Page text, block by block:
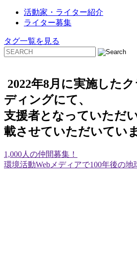
活動家・ライター紹介
ライター募集
タグ一覧を見る
2022年8月に実施した
ディングにて、
支援者となっていただ
載させていただいてい
1,000人の仲間募集！
環境活動Webメディアで100年後の地